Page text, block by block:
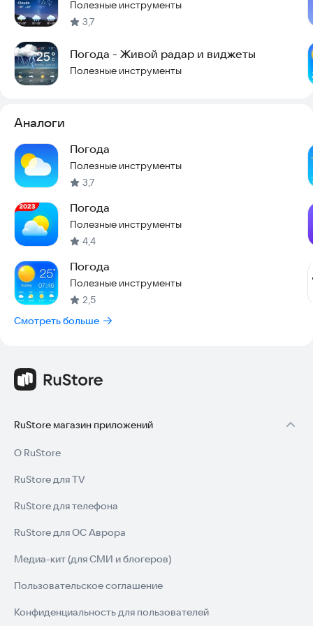
используется для построения прогноза технологией
Метеум наряду с профессиональными источниками данных:
— Яндекс Погода подходит и для смартфонов, и для
планшетов.
Яндекс Погода — погодный сервис №1 в России*.
Москва, Екатеринбург, Санкт-Петербург, Краснодар,
Владивосток и др, а также по всему миру.
*согласно исследованию Tiburon Research по количеству
Полезные инструменты
3,7
Погода - Живой радар и виджеты
Полезные инструменты
Аналоги
Погода
Полезные инструменты
3,7
Погода
Полезные инструменты
4,4
Погода
Полезные инструменты
2,5
Смотреть больше
RuStore магазин приложений
О RuStore
RuStore для TV
RuStore для телефона
RuStore для ОС Аврора
Медиа-кит (для СМИ и блогеров)
Пользовательское соглашение
Конфиденциальность для пользователей